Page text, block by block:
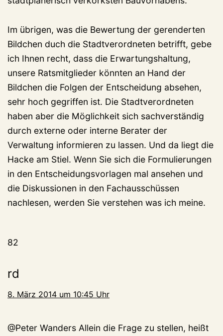
Im übrigen, was die Bewertung der gerenderten
Bildchen duch die Stadtverordneten betrifft, gebe
ich Ihnen recht, dass die Erwartungshaltung,
unsere Ratsmitglieder könnten an Hand der
Bildchen die Folgen der Entscheidung absehen,
sehr hoch gegriffen ist. Die Stadtverordneten
haben aber die Möglichkeit sich sachverständig
durch externe oder interne Berater der
Verwaltung informieren zu lassen. Und da liegt die
Hacke am Stiel. Wenn Sie sich die Formulierungen
in den Entscheidungsvorlagen mal ansehen und
die Diskussionen in den Fachausschüssen
nachlesen, werden Sie verstehen was ich meine.
82
rd
8. März 2014 um 10:45 Uhr
@Peter Wanders Allein die Frage zu stellen, heißt